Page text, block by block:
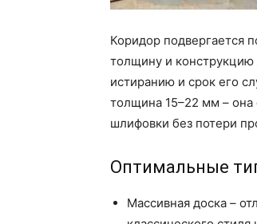
Коридор подвергается
толщину и конструкцию
истиранию и срок его
толщина 15–22 мм –
шлифовки без потери
Оптимальные
Массивная доска –